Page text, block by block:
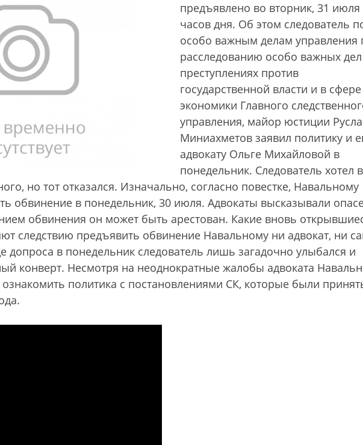
предъявлено во вторник, 31 июля
часов дня. Об этом следователь
особо важным делам управления
расследованию особо важных
преступлениях против
государственной власти и в сфере
экономики Главного
управления, майор юстиции
Миниахметов заявил политику и
адвокату Ольге Михайловой в
понедельник. Следователь хотел
но тот отказался. Изначально, согласно повестке, Навальному
обвинение в понедельник, 30 июля. Адвокаты высказывали
обвинения он может быть арестован. Какие вновь
следствию предъявить обвинение Навальному ни адвокат, ни
допроса в понедельник следователь лишь загадочно улыбался и
конверт. Несмотря на неоднократные жалобы адвоката
ознакомить политика с постановлениями СК, которые были